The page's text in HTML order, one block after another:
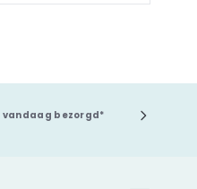
vandaag bezorgd*